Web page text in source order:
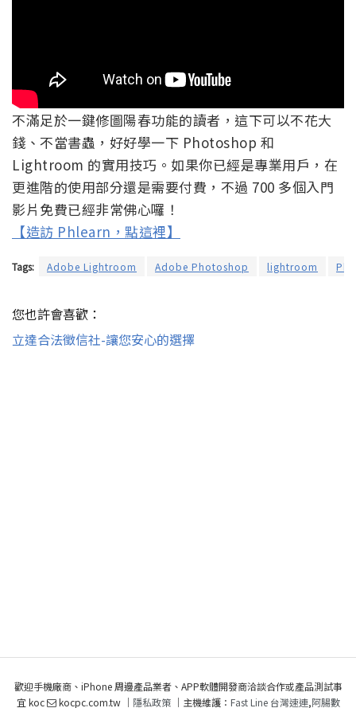
不滿足於一鍵修圖陽春功能的讀者，這下可以不花大
錢、不當書蟲，好好學一下 Photoshop 和
Lightroom 的實用技巧。如果你已經是專業用戶，在
更進階的使用部分還是需要付費，不過 700 多個入門
影片免費已經非常佛心囉！
【造訪 Phlearn，點這裡】
Tags: Adobe Lightroom Adobe Photoshop lightroom
您也許會喜歡：
立達合法徵信社-讓您安心的選擇
歡迎手機廠商、iPhone 周邊產品業者、APP軟體開發商洽談合作或產品測試事
宜 koc
kocpc.com.tw ｜ 隱私政策｜主機維護： Fast Line 台灣速連,阿腸數